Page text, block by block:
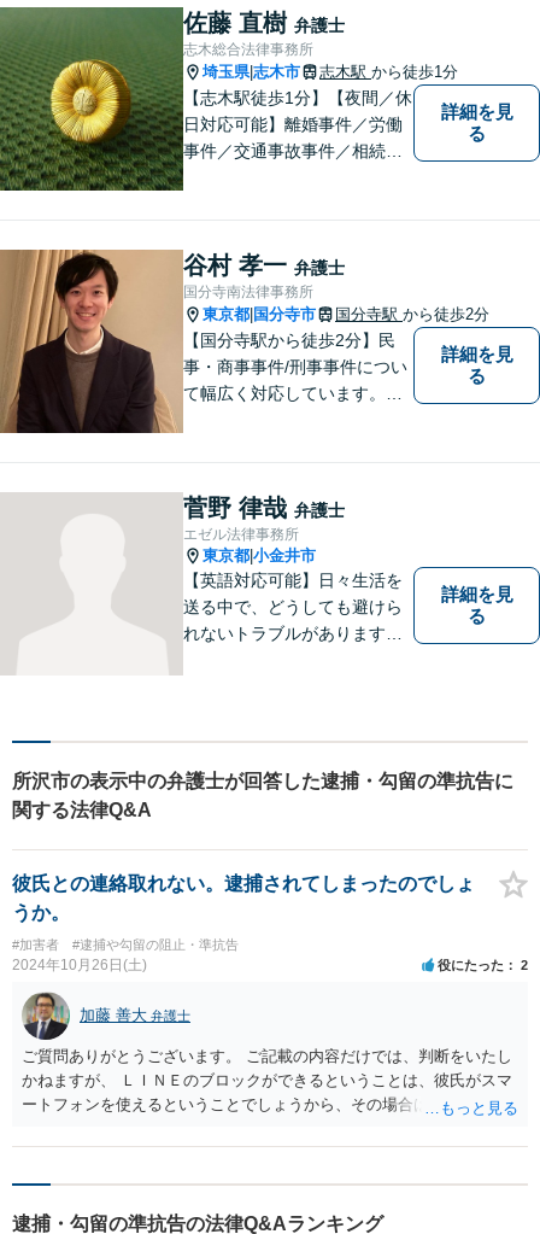
へと導いてまいります。まず
はお気軽にご相談ください。
佐藤 直樹 弁護士
志木総合法律事務所
埼玉県|志木市 志木駅 から徒歩1分
【志木駅徒歩1分】【夜間／休
日対応可能】離婚事件／労働
事件／交通事故事件／相続事
律相談・打ち合わせに力を入
れています。【万全のコロナ
対策】お気軽にご相談くださ
い。
詳細を見
る
谷村 孝一 弁護士
国分寺南法律事務所
東京都 国分寺市 国分寺駅 から徒歩2分
【国分寺駅から徒歩2分】民
事・商事事件/刑事事件につい
て幅広く対応しています。ま
詳細を見
る
菅野 律哉 弁護士
エゼル法律事務所
東京都 小金井市
【英語対応可能】日々生活を
送る中で、どうしても避けら
れないトラブルがあります。
ます。 まずはお気軽にご相談
詳細を見
る
所沢市の表示中の弁護士が回答した逮捕・勾留の準抗告に
関する法律Q&A
彼氏との連絡取れない。逮捕されてしまったのでしょ
うか。
#加害者 #逮捕や勾留の阻止・準抗告
2024年10月26日(土) 役にたった 2
加藤 善大 弁護士
ご質問ありがとうございます。 ご記載の内容だけでは、判断をいたし
かねますが、 ＬＩＮＥのブロックができるということは、彼氏がスマ
ートフォンを使えるということでしょうから、その場合は、逮捕され
ですので、その方に電話をかけて、逮捕・勾留の有無を確認されては
とも考えられます。 ご参考にしていただけますと幸いです。
逮捕・勾留の準抗告の法律Q&Aランキング